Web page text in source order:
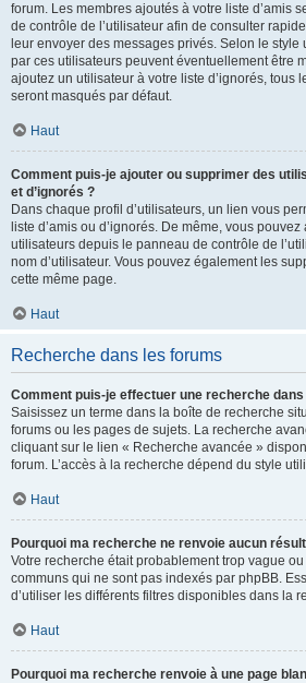
forum. Les membres ajoutés à votre liste d’amis
de contrôle de l’utilisateur afin de consulter
leur envoyer des messages privés. Selon le
par ces utilisateurs peuvent éventuellement être
ajoutez un utilisateur à votre liste d’ignorés, tous
seront masqués par défaut.
Haut
Comment puis-je ajouter ou supprimer des
et d’ignorés ?
Dans chaque profil d’utilisateurs, un lien vous
liste d’amis ou d’ignorés. De même, vous
utilisateurs depuis le panneau de contrôle de
nom d’utilisateur. Vous pouvez également les
cette même page.
Haut
Recherche dans les forums
Comment puis-je effectuer une recherche
Saisissez un terme dans la boîte de recherche
forums ou les pages de sujets. La recherche
cliquant sur le lien « Recherche avancée »
forum. L’accès à la recherche dépend du style
Haut
Pourquoi ma recherche ne renvoie aucun
Votre recherche était probablement trop vague
communs qui ne sont pas indexés par phpBB.
d’utiliser les différents filtres disponibles dans la
Haut
Pourquoi ma recherche renvoie à une page